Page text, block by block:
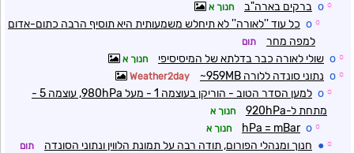
☼
o ברקים בארה"ב חנוך א
☼
o כל עוד ''לאורה'' לא תיחלש משמעותית היא תוסיף הרבה כתום-אדום
למפה מחר
תום
☼
o שולי לאורה כבר בדלתא של המיסיסיפי חנוך א
☼
o נתוני סונדה ללורה 959MB~ Weather2day
☼
o
למען הסדר הטוב - הוריקן בעוצמה 1 - מעל 980hPa, עוצמה 5 -
מתחת ל-920hPa
חנוך א
☼
o
hPa = mBar חנוך א
☼
● חנוך ומנהלי הפורום, תודה רבה על תמונת הלווין ונתוני הסונדה תום